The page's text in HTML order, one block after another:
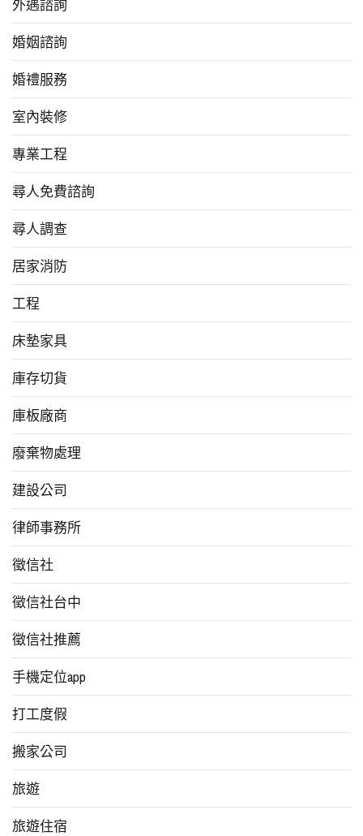
外遇諮詢
婚姻諮詢
婚禮服務
室內裝修
專業工程
尋人免費諮詢
尋人調查
居家消防
工程
床墊家具
庫存切貨
庫板廠商
廢棄物處理
建設公司
律師事務所
徵信社
徵信社台中
徵信社推薦
手機定位app
打工度假
搬家公司
旅遊
旅遊住宿